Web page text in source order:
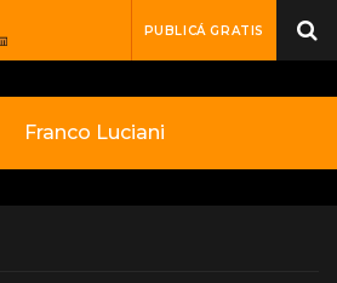
PUBLICÁ GRATIS
Franco Luciani